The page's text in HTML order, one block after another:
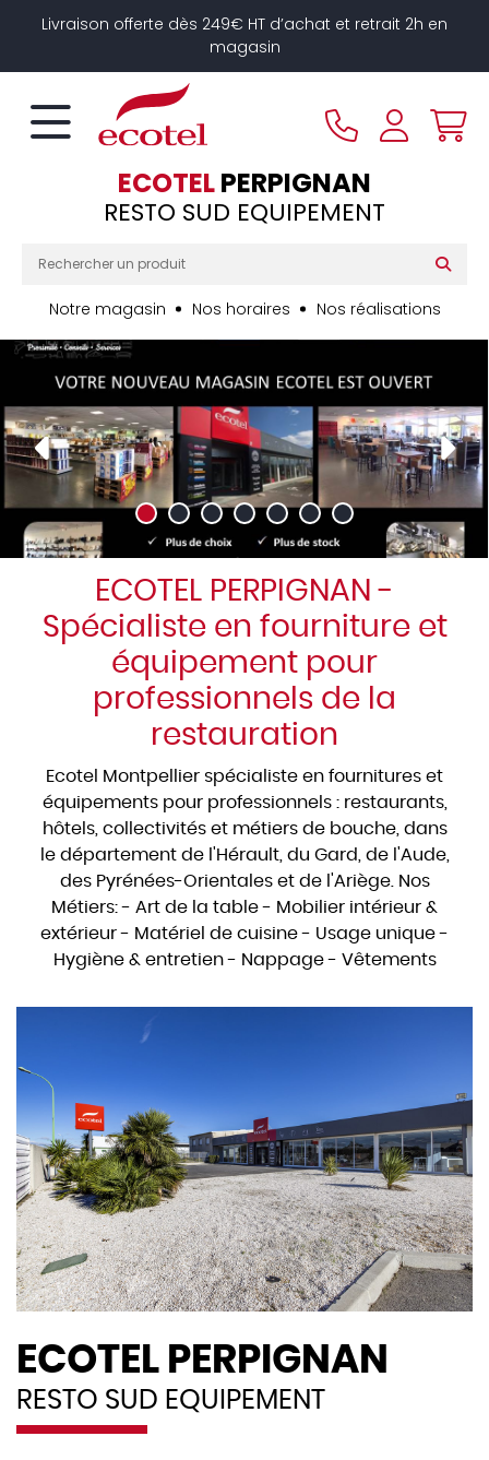
Livraison offerte dès 249€ HT d’achat et retrait 2h en
magasin
ECOTELPERPIGNAN
RESTO SUD EQUIPEMENT
Notre magasin Nos horaires Nos réalisations
ECOTEL PERPIGNAN -
Spécialiste en fourniture et
équipement pour
professionnels de la
restauration
Ecotel Montpellier spécialiste en fournitures et
équipements pour professionnels : restaurants,
hôtels, collectivités et métiers de bouche, dans
le département de l'Hérault, du Gard, de l'Aude,
des Pyrénées-Orientales et de l'Ariège. Nos
Métiers: - Art de la table - Mobilier intérieur &
extérieur - Matériel de cuisine - Usage unique -
Hygiène & entretien - Nappage - Vêtements
ECOTEL PERPIGNAN
RESTO SUD EQUIPEMENT
Panneau de gestion des cookies